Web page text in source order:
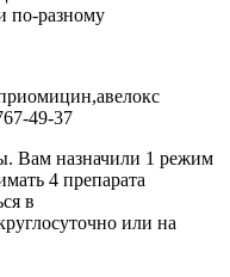
по-разному
49-37
Вам назначили 1 режим
4 препарата
в
или на